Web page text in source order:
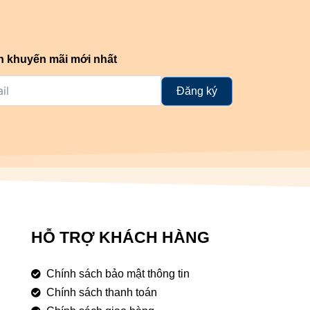
khuyến mãi mới nhất
Đăng ký
HỖ TRỢ KHÁCH HÀNG
Chính sách bảo mật thông tin
Chính sách thanh toán